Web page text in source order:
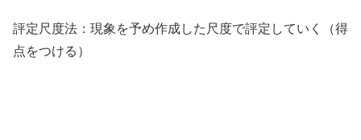
評定尺度法：現象を予め作成した尺度で評定していく（得
点をつける）